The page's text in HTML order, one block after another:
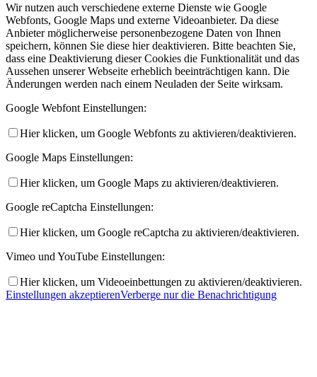
Trainingsprogramm
Angebote
Jahresprogramm
Wir nutzen auch verschiedene externe Dienste wie Google
Webfonts, Google Maps und externe Videoanbieter. Da diese
Anbieter möglicherweise personenbezogene Daten von Ihnen
speichern, können Sie diese hier deaktivieren. Bitte beachten Sie,
dass eine Deaktivierung dieser Cookies die Funktionalität und das
Aussehen unserer Webseite erheblich beeinträchtigen kann. Die
Änderungen werden nach einem Neuladen der Seite wirksam.
Google Webfont Einstellungen:
Hier klicken, um Google Webfonts zu aktivieren/deaktivieren.
Google Maps Einstellungen:
Hier klicken, um Google Maps zu aktivieren/deaktivieren.
Google reCaptcha Einstellungen:
Hier klicken, um Google reCaptcha zu aktivieren/deaktivieren.
Vimeo und YouTube Einstellungen:
Hier klicken, um Videoeinbettungen zu aktivieren/deaktivieren.
Einstellungen akzeptierenVerberge nur die Benachrichtigung